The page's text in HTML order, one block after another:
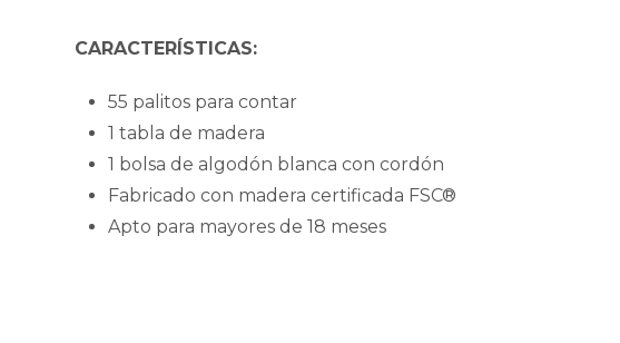
CARACTERÍSTICAS:
55 palitos para contar
1 tabla de madera
1 bolsa de algodón blanca con cordón
Fabricado con madera certificada FSC®
Apto para mayores de 18 meses